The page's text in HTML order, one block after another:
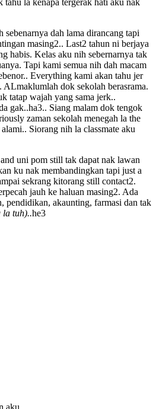
dah lama dirancang tapi
masing2.. Last2 tahun ni berjaya
habis. Kelas aku nih sebernarnya tak
Tapi kami semua nih dah macam
Everything kami akan tahu jer
ALmaklumlah dok sekolah berasrama.
tatap wajah yang sama jerk..
gak..ha3.. Siang malam dok tengok
zaman sekolah menegah la the
Siorang nih la classmate aku
uni pom still tak dapat nak lawan
ku nak membandingkan tapi just a
sekrang kitorang still contact2.
jauh ke haluan masing2. Ada
pendidikan, akaunting, farmasi dan tak
la tuh)..he3
aku